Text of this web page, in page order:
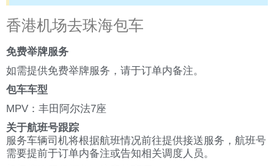
香港机场去珠海包车
免费举牌服务
如需提供免费举牌服务，请于订单内备注。
包车车型
MPV：丰田阿尔法7座
关于航班号跟踪
服务车辆司机将根据航班情况前往提供接送服务，航班号
需要提前于订单内备注或告知相关调度人员。